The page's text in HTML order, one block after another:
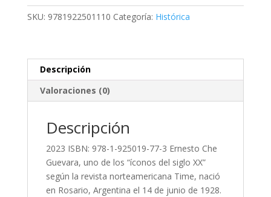
SKU: 9781922501110 Categoría: Histórica
Descripción
Valoraciones (0)
Descripción
2023 ISBN: 978-1-925019-77-3 Ernesto Che
Guevara, uno de los “íconos del siglo XX”
según la revista norteamericana Time, nació
en Rosario, Argentina el 14 de junio de 1928.